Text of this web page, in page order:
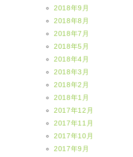
2018年9月
2018年8月
2018年7月
2018年5月
2018年4月
2018年3月
2018年2月
2018年1月
2017年12月
2017年11月
2017年10月
2017年9月